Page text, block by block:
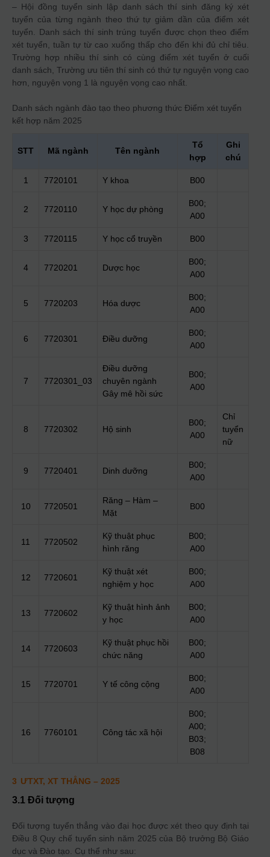
– Hội đồng tuyển sinh lập danh sách thí sinh đăng ký xét
tuyển của từng ngành theo thứ tự giảm dần của điểm xét
tuyển. Danh sách thí sinh trúng tuyển được chọn theo điểm
xét tuyển, tuần tự từ cao xuống thấp cho đến khi đủ chỉ tiêu.
Trường hợp nhiều thí sinh có cùng điểm xét tuyển ở cuối
danh sách, Trường ưu tiên thí sinh có thứ tự nguyện vọng cao
hơn, nguyện vọng 1 là nguyện vọng cao nhất.
Danh sách ngành đào tạo theo phương thức Điểm xét tuyển
kết hợp năm 2025
STT Mã ngành Tên ngành
Tổ
hợp
Ghi
chú
1 7720101 Y khoa B00
2 7720110 Y học dự phòng
B00;
A00
3 7720115 Y học cổ truyền B00
4 7720201 Dược học
B00;
A00
5 7720203 Hóa dược
B00;
A00
6 7720301 Điều dưỡng
B00;
A00
7 7720301_03
Điều dưỡng
chuyên ngành
Gây mê hồi sức
B00;
A00
8 7720302 Hộ sinh
B00;
A00
Chỉ
tuyển
nữ
9 7720401 Dinh dưỡng
B00;
A00
10 7720501
Răng – Hàm –
Mặt
B00
11 7720502
Kỹ thuật phục
hình răng
B00;
A00
12 7720601
Kỹ thuật xét
nghiệm y học
B00;
A00
13 7720602
Kỹ thuật hình ảnh
y học
B00;
A00
14 7720603
Kỹ thuật phục hồi
chức năng
B00;
A00
15 7720701 Y tế công cộng
B00;
A00
16 7760101 Công tác xã hội
B00;
A00;
B03;
B08
3 ƯTXT, XT THẲNG – 2025
3.1 Đối tượng
Đối tượng tuyển thẳng vào đại học được xét theo quy định tại
Điều 8 Quy chế tuyển sinh năm 2025 của Bộ trưởng Bộ Giáo
dục và Đào tạo. Cụ thể như sau: